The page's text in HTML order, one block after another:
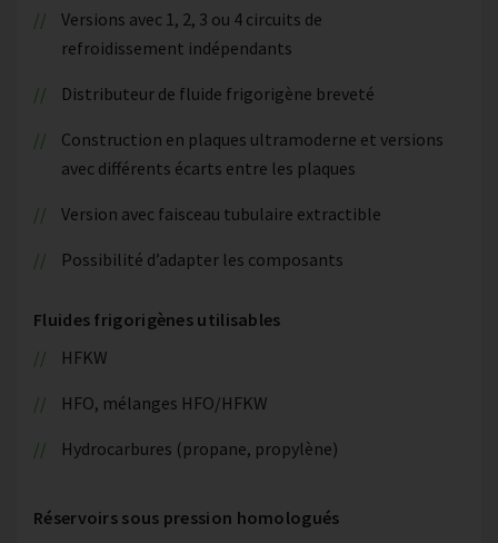
Versions avec 1, 2, 3 ou 4 circuits de
refroidissement indépendants
Distributeur de fluide frigorigène breveté
Construction en plaques ultramoderne et versions
avec différents écarts entre les plaques
Version avec faisceau tubulaire extractible
Possibilité d’adapter les composants
Fluides frigorigènes utilisables
HFKW
HFO, mélanges HFO/HFKW
Hydrocarbures (propane, propylène)
Réservoirs sous pression homologués